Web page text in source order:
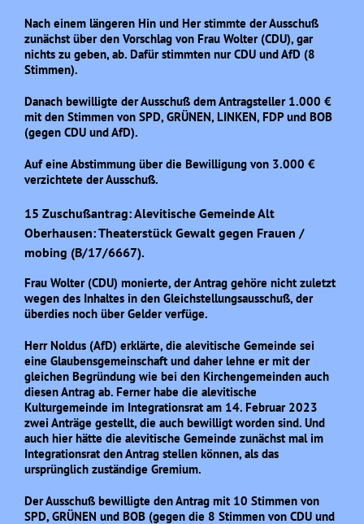
Nach einem längeren Hin und Her stimmte der Ausschuß
zunächst über den Vorschlag von Frau Wolter (CDU), gar
nichts zu geben, ab. Dafür stimmten nur CDU und AfD (8
Stimmen).
Danach bewilligte der Ausschuß dem Antragsteller 1.000 €
mit den Stimmen von SPD, GRÜNEN, LINKEN, FDP und BOB
(gegen CDU und AfD).
Auf eine Abstimmung über die Bewilligung von 3.000 €
verzichtete der Ausschuß.
15 Zuschußantrag: Alevitische Gemeinde Alt
Oberhausen: Theaterstück Gewalt gegen Frauen /
mobing (B/17/6667).
Frau Wolter (CDU) monierte, der Antrag gehöre nicht zuletzt
wegen des Inhaltes in den Gleichstellungsausschuß, der
überdies noch über Gelder verfüge.
Herr Noldus (AfD) erklärte, die alevitische Gemeinde sei
eine Glaubensgemeinschaft und daher lehne er mit der
gleichen Begründung wie bei den Kirchengemeinden auch
diesen Antrag ab. Ferner habe die alevitische
Kulturgemeinde im Integrationsrat am 14. Februar 2023
zwei Anträge gestellt, die auch bewilligt worden sind. Und
auch hier hätte die alevitische Gemeinde zunächst mal im
Integrationsrat den Antrag stellen können, als das
ursprünglich zuständige Gremium.
Der Ausschuß bewilligte den Antrag mit 10 Stimmen von
SPD, GRÜNEN und BOB (gegen die 8 Stimmen von CDU und